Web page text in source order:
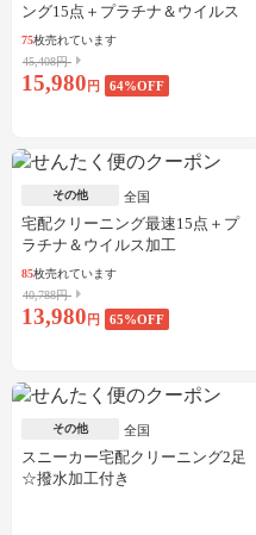
ング15点＋プラチナ＆ウイルス
加工
75枚売れています
45,408円
15,980 円 64%OFF
その他 全国
宅配クリーニング最速15点＋プ
ラチナ＆ウイルス加工
85枚売れています
40,788円
13,980 円 65%OFF
その他 全国
スニーカー宅配クリーニング2足
☆撥水加工付き